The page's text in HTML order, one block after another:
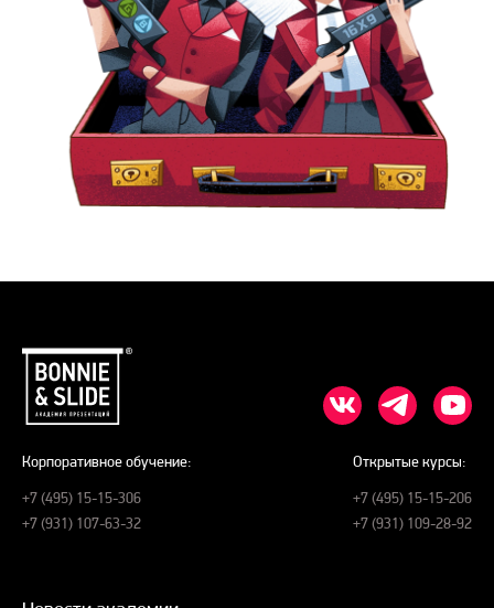
Корпоративное обучение:
+7 (495) 15-15-306
+7 (931) 107-63-32
Открытые курсы:
+7 (495) 15-15-206
+7 (931) 109-28-92